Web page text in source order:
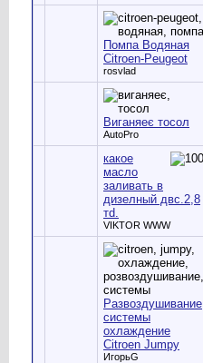
Помпа Водяная
Citroen-Peugeot
rosvlad
Виганяеє тосол
AutoPro
какое
масло
заливать в
дизелный двс.2,8
тd.
VIKTOR WWW
Развоздушивание
системы
охлаждение
Citroen Jumpy
ИгорьG